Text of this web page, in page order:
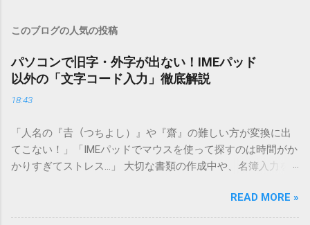
このブログの人気の投稿
パソコンで旧字・外字が出ない！IMEパッド
以外の「文字コード入力」徹底解説
18:43
「人名の『𠮷（つちよし）』や『齋』の難しい方が変換に出
てこない！」「IMEパッドでマウスを使って探すのは時間がか
かりすぎてストレス…」 大切な書類の作成中や、名簿入力を
てしまいますよね。多くの人が「IMEパッド（手書き入力）」
を使いますが、実はマウスで一画ずつ書くのは非効率です
READ MORE »